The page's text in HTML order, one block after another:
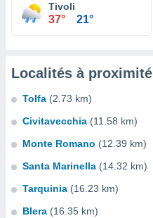
Tivoli
37° 21°
Localités à proximité
Tolfa (2.73 km)
Civitavecchia (11.58 km)
Monte Romano (12.39 km)
Santa Marinella (14.32 km)
Tarquinia (16.23 km)
Blera (16.35 km)